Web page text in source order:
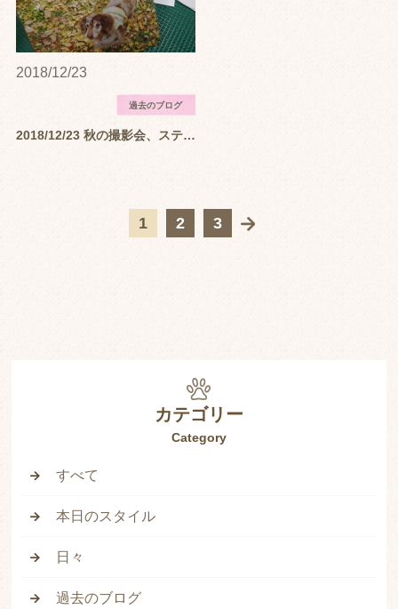
2018/12/23
過去のブログ
2018/12/23 秋の撮影会、ステキな写真が出来上がりました♬
1 2 3
カテゴリー
Category
すべて
本日のスタイル
日々
過去のブログ